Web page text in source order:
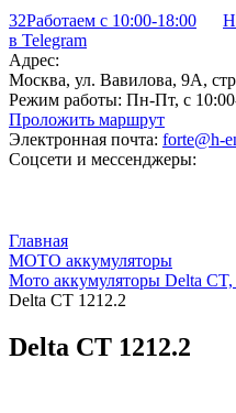
32Работаем с 10:00-18:00
в Telegram
Адрес:
Москва, ул. Вавилова, 9А,
Режим работы: Пн-Пт, с
Проложить маршрут
Электронная почта: forte@h-
Соцсети и мессенджеры:
Главная
МОТО аккумуляторы
Мото аккумуляторы Delta CT,
Delta CT 1212.2
Delta CT 1212.2